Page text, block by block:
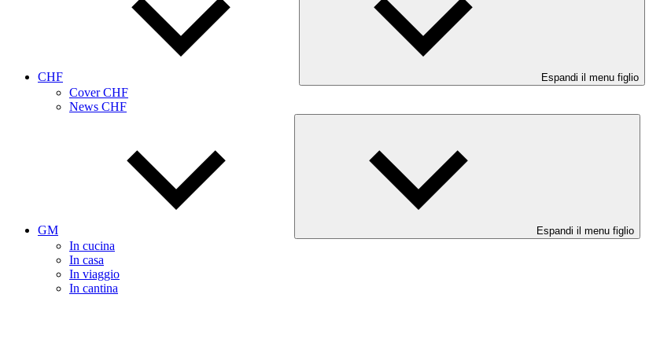
CHF Espandi il menu figlio
Cover CHF
News CHF
GM Espandi il menu figlio
In cucina
In casa
In viaggio
In cantina